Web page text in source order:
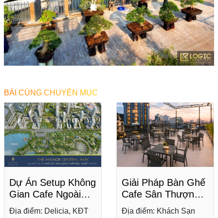
BÀI CÙNG CHUYÊN MỤC
Dự Án Setup Không
Gian Cafe Ngoài
Trời Tại Delicia,
Địa điểm: Delicia, KĐT
Giải Pháp Bàn Ghế
Cafe Sân Thượng
Chất Liệu
Địa điểm: Khách Sạn